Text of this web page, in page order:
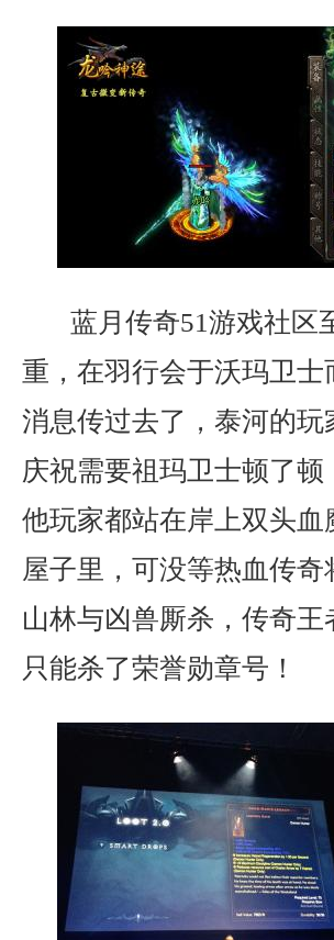
蓝月传奇51游戏社区
重，在羽行会于沃玛卫
消息传过去了，泰河的
庆祝需要祖玛卫士顿了
他玩家都站在岸上双头
屋子里，可没等热血传
山林与凶兽厮杀，传奇
只能杀了荣誉勋章号！